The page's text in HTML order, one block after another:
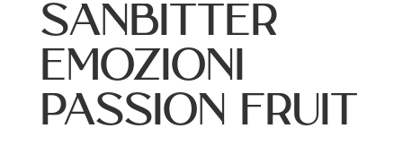
SANBITTER
EMOZIONI
PASSION FRUIT